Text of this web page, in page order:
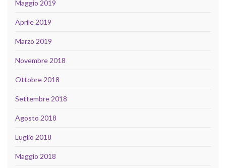
Maggio 2019
Aprile 2019
Marzo 2019
Novembre 2018
Ottobre 2018
Settembre 2018
Agosto 2018
Luglio 2018
Maggio 2018